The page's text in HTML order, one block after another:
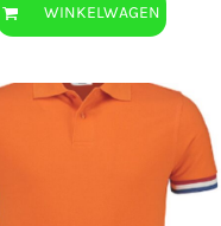
WINKELWAGEN